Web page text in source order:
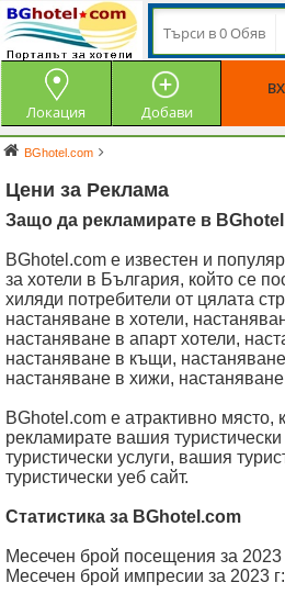
Локация Добави
BGhotel.com
Цени за Реклама
Защо да рекламирате в
BGhotel.com e известен и
за хотели в България, който се
хиляди потребители от цялата
настаняване в хотели,
настаняване в апарт хотели,
настаняване в къщи,
настаняване в хижи,
BGhotel.com е атрактивно място,
рекламирате вашия
туристически услуги, вашия
туристически уеб сайт.
Статистика за BGhotel.com
Месечен брой посещения за 2023
Месечен брой импресии за 2023